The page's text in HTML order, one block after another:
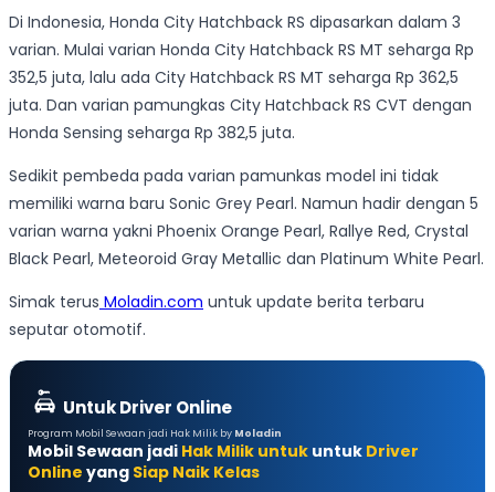
Di Indonesia, Honda City Hatchback RS dipasarkan dalam 3
varian. Mulai varian Honda City Hatchback RS MT seharga Rp
352,5 juta, lalu ada City Hatchback RS MT seharga Rp 362,5
juta. Dan varian pamungkas City Hatchback RS CVT dengan
Honda Sensing seharga Rp 382,5 juta.
Sedikit pembeda pada varian pamunkas model ini tidak
memiliki warna baru Sonic Grey Pearl. Namun hadir dengan 5
varian warna yakni Phoenix Orange Pearl, Rallye Red, Crystal
Black Pearl, Meteoroid Gray Metallic dan Platinum White Pearl.
Simak terus Moladin.com untuk update berita terbaru
seputar otomotif.
Untuk Driver Online
Program Mobil Sewaan jadi Hak Milik by Moladin
Mobil Sewaan jadi Hak Milik untuk untuk Driver
Online yang Siap Naik Kelas